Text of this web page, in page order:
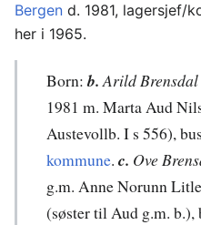
Bergen d. 1981, lagersjef/
her i 1965.
Born:b. Arild Brensdal
1981 m. Marta Aud
Austevollb. I s 556),
kommune. c. Ove
g.m. Anne Norunn
(søster til Aud g.m.